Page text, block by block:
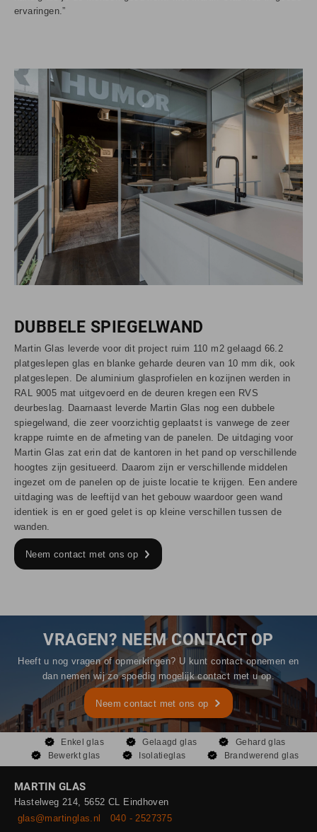
ervaringen.”
DUBBELE SPIEGELWAND
Martin Glas leverde voor dit project ruim 110 m2 gelaagd 66.2
platgeslepen glas en blanke geharde deuren van 10 mm dik, ook
platgeslepen. De aluminium glasprofielen en kozijnen werden in
RAL 9005 mat uitgevoerd en de deuren kregen een RVS
deurbeslag. Daarnaast leverde Martin Glas nog een dubbele
spiegelwand, die zeer voorzichtig geplaatst is vanwege de zeer
krappe ruimte en de afmeting van de panelen. De uitdaging voor
Martin Glas zat erin dat de kantoren in het pand op verschillende
hoogtes zijn gesitueerd. Daarom zijn er verschillende middelen
ingezet om de panelen op de juiste locatie te krijgen. Een andere
uitdaging was de leeftijd van het gebouw waardoor geen wand
identiek is en er goed gelet is op kleine verschillen tussen de
wanden.
Neem contact met ons op
VRAGEN? NEEM CONTACT OP
Heeft u nog vragen of opmerkingen? U kunt contact opnemen en
dan nemen wij zo spoedig mogelijk contact met u op.
Neem contact met ons op
Enkel glas Gelaagd glas
Gehard glas
Bewerkt glas
Isolatieglas Brandwerend glas
MARTIN GLAS
Hastelweg 214, 5652 CL Eindhoven
glas@martinglas.nl
040 - 2527375